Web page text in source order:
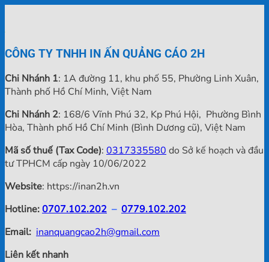
CÔNG TY TNHH IN ẤN QUẢNG CÁO 2H
Chi Nhánh 1: 1A đường 11, khu phố 55, Phường Linh Xuân,
Thành phố Hồ Chí Minh, Việt Nam
Chi Nhánh 2: 168/6 Vĩnh Phú 32, Kp Phú Hội, Phường Bình
Hòa, Thành phố Hồ Chí Minh (Bình Dương cũ), Việt Nam
Mã số thuế (Tax Code): 0317335580 do Sở kế hoạch và đầu
tư TPHCM cấp ngày 10/06/2022
Website: https://inan2h.vn
Hotline:0707.102.202 – 0779.102.202
Email: inanquangcao2h@gmail.com
Liên kết nhanh